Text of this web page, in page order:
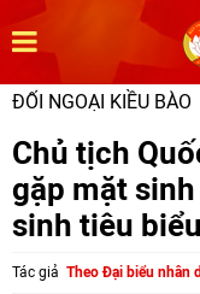
ĐỐI NGOẠI KIỀU BÀO
Chủ tịch
gặp mặt
sinh tiêu
Tác giả Theo Đại biểu nhân